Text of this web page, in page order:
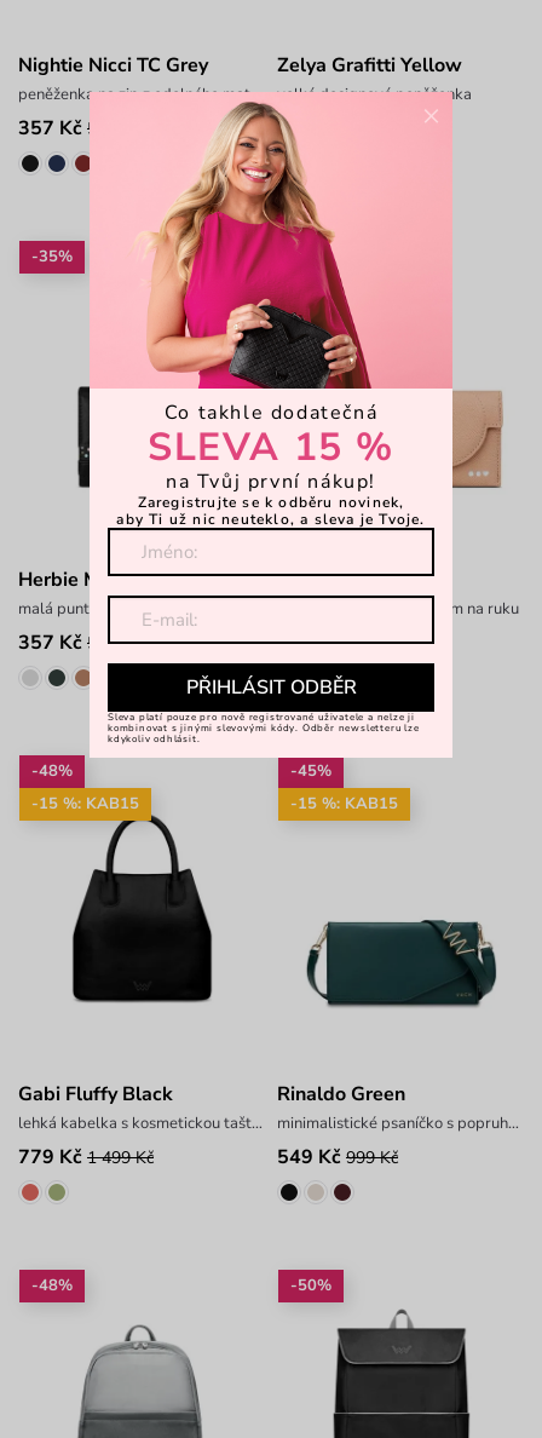
Nightie Nicci TC Grey
peněženka na zip z odolného materiálu
357 Kč 549 Kč
Zelya Grafitti Yellow
velká designová peněženka
389 Kč
-35%
Herbie Mini Black
357 Kč 549 Kč
-35%
Femke Beige
mini peněženka s poutkem na ruku
389 Kč 599 Kč
-48%
-15 %: KAB15
Gabi Fluffy Black
lehká kabelka s kosmetickou taštičkou
779 Kč 1 499 Kč
-45%
-15 %: KAB15
Rinaldo Green
minimalistické psaníčko s popruhem
549 Kč 999 Kč
-48% -50%
×
Co takhle dodatečná
SLEVA 15 %
na Tvůj první nákup!
Zaregistrujte se k odběru novinek,
aby Ti už nic neuteklo, a sleva je Tvoje.
PŘIHLÁSIT ODBĚR
Sleva platí pouze pro nově registrované uživatele a nelze ji
kombinovat s jinými slevovými kódy. Odběr newsletteru lze
kdykoliv odhlásit.